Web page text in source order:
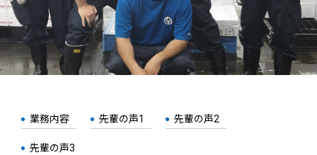
業務内容 先輩の声1 先輩の声2
先輩の声3